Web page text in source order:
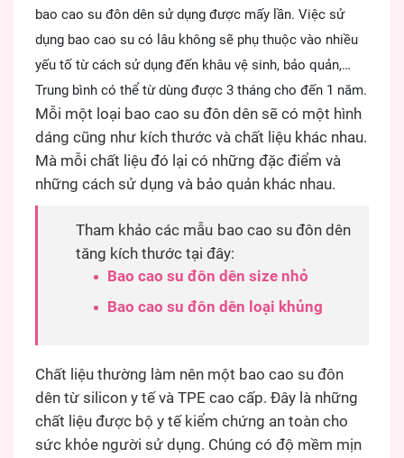
bao cao su đôn dên sử dụng được mấy lần. Việc sử
dụng bao cao su có lâu không sẽ phụ thuộc vào nhiều
yếu tố từ cách sử dụng đến khâu vệ sinh, bảo quản,…
Trung bình có thể từ dùng được 3 tháng cho đến 1 năm.
Mỗi một loại bao cao su đôn dên sẽ có một hình
dáng cũng như kích thước và chất liệu khác nhau.
Mà mỗi chất liệu đó lại có những đặc điểm và
những cách sử dụng và bảo quản khác nhau.
Tham khảo các mẫu bao cao su đôn dên
tăng kích thước tại đây:
Bao cao su đôn dên size nhỏ
Bao cao su đôn dên loại khủng
Chất liệu thường làm nên một bao cao su đôn
dên từ silicon y tế và TPE cao cấp. Đây là những
chất liệu được bộ y tế kiểm chứng an toàn cho
sức khỏe người sử dụng. Chúng có độ mềm mịn